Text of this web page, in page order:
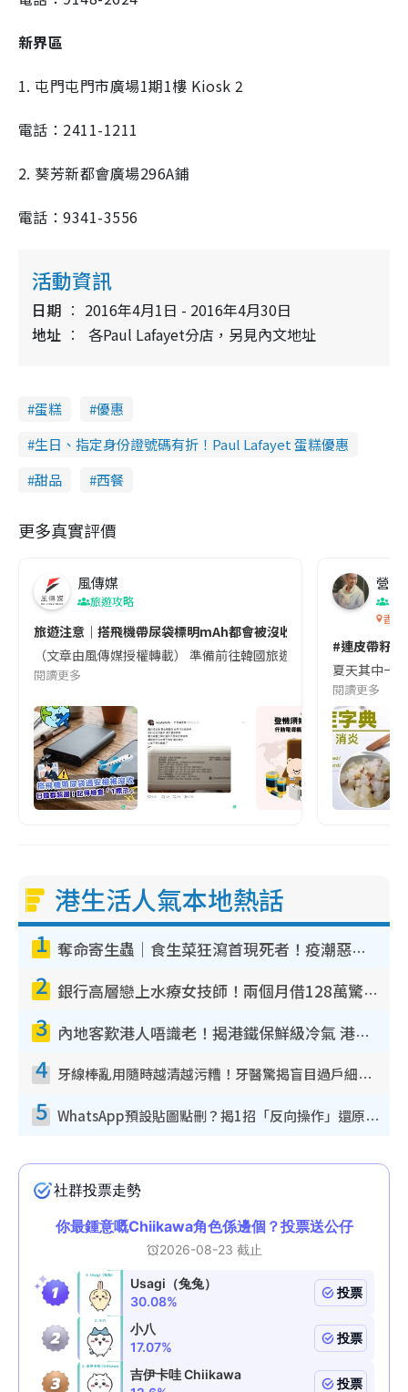
新界區
1. 屯門屯門市廣場1期1樓 Kiosk 2
電話：2411-1211
2. 葵芳新都會廣場296A鋪
電話：9341-3556
活動資訊
日期
2016年4月1日 - 2016年4月30日
地址
各Paul Lafayet分店，另見內文地址
蛋糕
優惠
生日、指定身份證號碼有折！Paul Lafayet 蛋糕優惠
甜品
西餐
更多真實評價
風傳媒
旅遊攻略
旅遊注意｜搭飛機帶尿袋標明mAh都會被沒收😱出發前切記檢查
（文章由風傳媒授權轉載） 準備前往韓國旅遊的民眾，近期要
閱讀更多
營養
香港
#連皮帶籽
夏天其中一
閱讀更多
港生活人氣本地熱話
1 奪命寄生蟲｜食生菜狂瀉首現死者！疫潮惡化錄1.8萬宗病例 揭洗菜3大謬誤
2 銀行高層戀上水療女技師！兩個月借128萬驚覺「沉船」沉落火海 揭背後疑似邪教操控賣淫
3 內地客歎港人唔識老！揭港鐵保鮮級冷氣 港人求放過：咪投訴
4 牙線棒亂用隨時越清越污糟！牙醫驚揭盲目過戶細菌恐致蛀牙：呢種先係日常真保養
5 WhatsApp預設貼圖點刪？揭1招「反向操作」還原簡潔介面 附3步實測教學